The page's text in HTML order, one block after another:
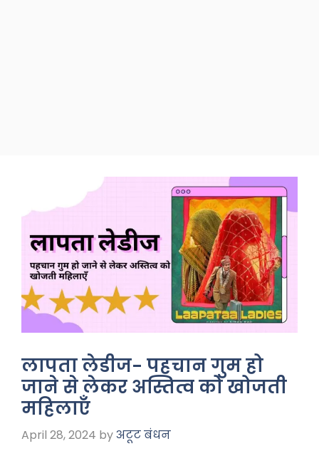
लापता लेडीज- पहचान गुम हो
जाने से लेकर अस्तित्व को खोजती
महिलाएँ
April 28, 2024 byअटूट बंधन